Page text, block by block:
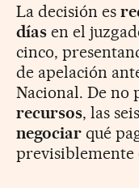
La decisión es
díasen el
cinco,
de apelación
Nacional. De no
recursos, las
negociarqué
previsiblemente